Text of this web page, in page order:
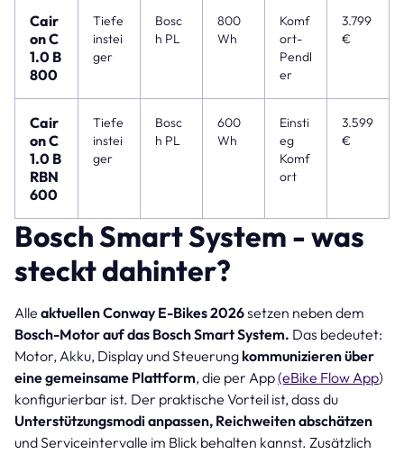
Cair
on C
1.0 B
800
Tiefe
instei
ger
Bosc
h PL
800
Wh
Komf
ort-
Pendl
er
3.799
€
Cair
on C
1.0 B
RBN
600
Tiefe
instei
ger
Bosc
h PL
600
Wh
Einsti
eg
Komf
ort
3.599
€
Bosch Smart System - was
steckt dahinter?
Alle aktuellen Conway E-Bikes 2026setzen neben dem
Bosch-Motor auf das Bosch Smart System. Das bedeutet:
Motor, Akku, Display und Steuerung kommunizieren über
eine gemeinsame Plattform, die per App(eBike Flow App)
konfigurierbar ist. Der praktische Vorteil ist, dass du
Unterstützungsmodi anpassen, Reichweiten abschätzen
und Serviceintervalle im Blick behalten kannst. Zusätzlich